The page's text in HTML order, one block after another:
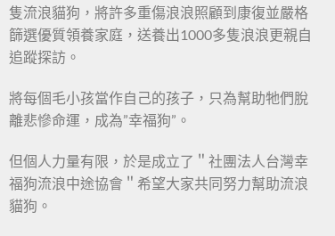
隻流浪貓狗，將許多重傷浪浪照顧到康復並嚴格
篩選優質領養家庭，送養出1000多隻浪浪更親自
追蹤探訪。
將每個毛小孩當作自己的孩子，只為幫助牠們脫
離悲慘命運，成為”幸福狗”。
但個人力量有限，於是成立了＂社團法人台灣幸
福狗流浪中途協會＂希望大家共同努力幫助流浪
貓狗。